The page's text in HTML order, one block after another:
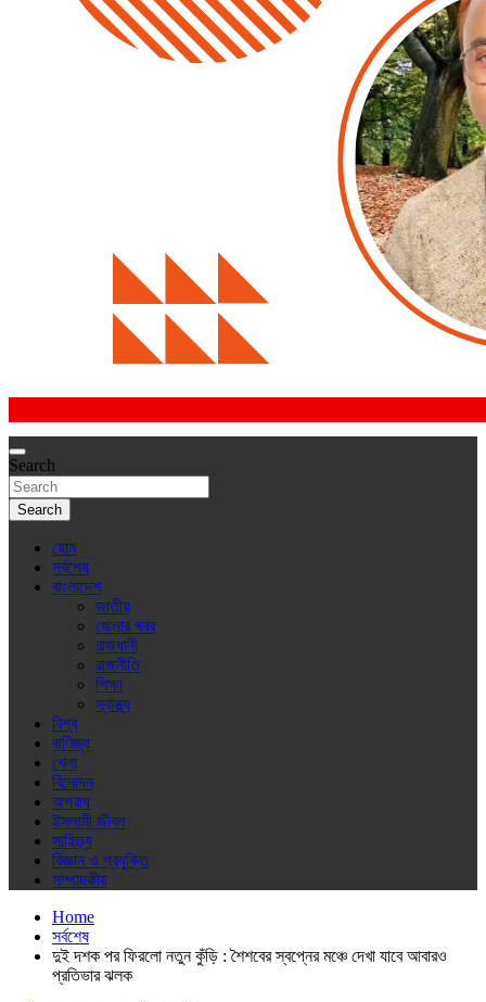
Search
Search
হোম
সর্বশেষ
বাংলাদেশ
জাতীয়
জেলার খবর
রাজধানী
রাজনীতি
শিক্ষা
স্বাস্থ্য
বিশ্ব
বাণিজ্য
খেলা
বিনোদন
অপরাধ
ইসলামী জীবন
সাহিত্য
বিজ্ঞান ও প্রযুক্তি
সম্পাদকীয়
Home
সর্বশেষ
দুই দশক পর ফিরলো নতুন কুঁড়ি : শৈশবের স্বপ্নের মঞ্চে দেখা যাবে আবারও
প্রতিভার ঝলক